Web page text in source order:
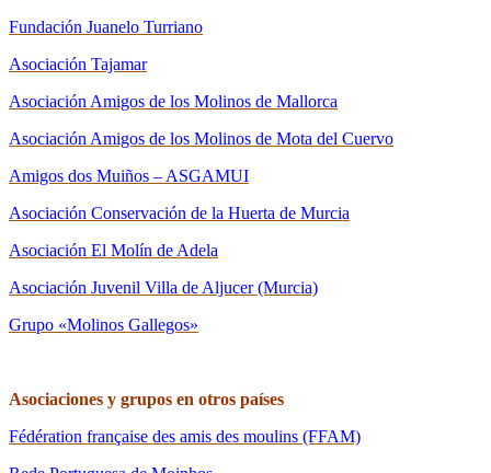
Fundación Juanelo Turriano
Asociación Tajamar
Asociación Amigos de los Molinos de Mallorca
Asociación Amigos de los Molinos de Mota del Cuervo
Amigos dos Muiños – ASGAMUI
Asociación Conservación de la Huerta de Murcia
Asociación El Molín de Adela
Asociación Juvenil Villa de Aljucer (Murcia)
Grupo «Molinos Gallegos»
Asociaciones y grupos en otros países
Fédération française des amis des moulins (FFAM)